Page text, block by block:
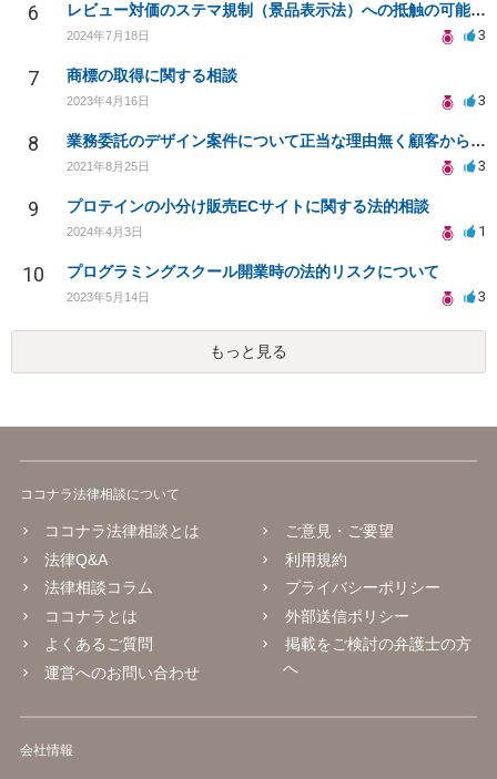
6 レビュー対価のステマ規制（景品表示法）への抵触の可能性について
2024年7月18日 3
7 商標の取得に関する相談
2023年4月16日 3
8 業務委託のデザイン案件について正当な理由無く顧客から音信不通になり、どう対応べきか困っています
2021年8月25日 3
9 プロテインの小分け販売ECサイトに関する法的相談
2024年4月3日 1
10 プログラミングスクール開業時の法的リスクについて
2023年5月14日 3
もっと見る
ココナラ法律相談について
ココナラ法律相談とは
法律Q&A
法律相談コラム
ココナラとは
よくあるご質問
運営へのお問い合わせ
ご意見・ご要望
利用規約
プライバシーポリシー
外部送信ポリシー
掲載をご検討の弁護士の方
へ
会社情報